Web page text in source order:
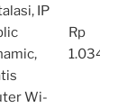
IP
Wi-
Rp